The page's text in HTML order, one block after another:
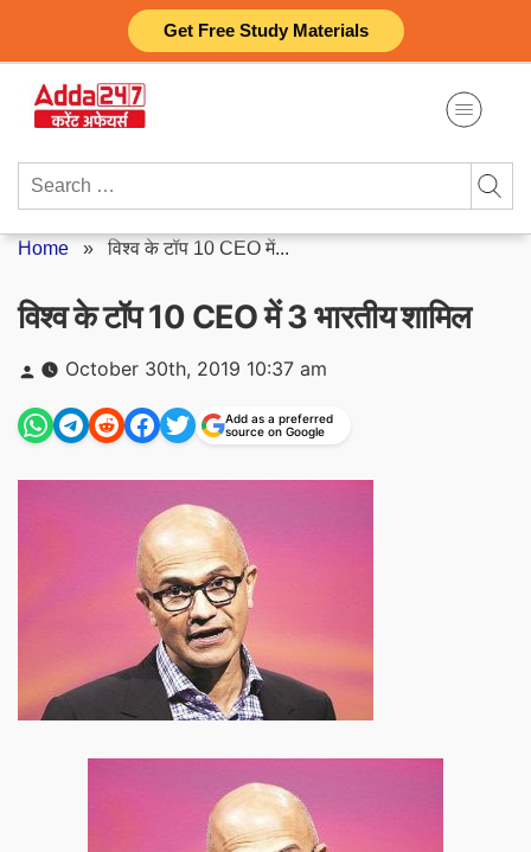
Get Free Study Materials
content
Search
Home »विश्व के टॉप 10 CEO में...
विश्व के टॉप 10 CEO में 3 भारतीय शामिल
Posted
by
October 30th, 2019 10:37 am
Add as a preferred
source on Google